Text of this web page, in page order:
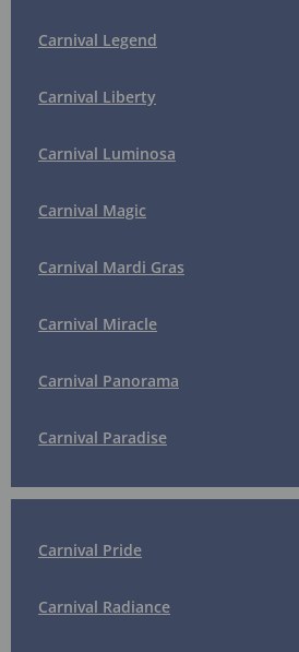
Carnival Legend
Carnival Liberty
Carnival Luminosa
Carnival Magic
Carnival Mardi Gras
Carnival Miracle
Carnival Panorama
Carnival Paradise
Carnival Pride
Carnival Radiance